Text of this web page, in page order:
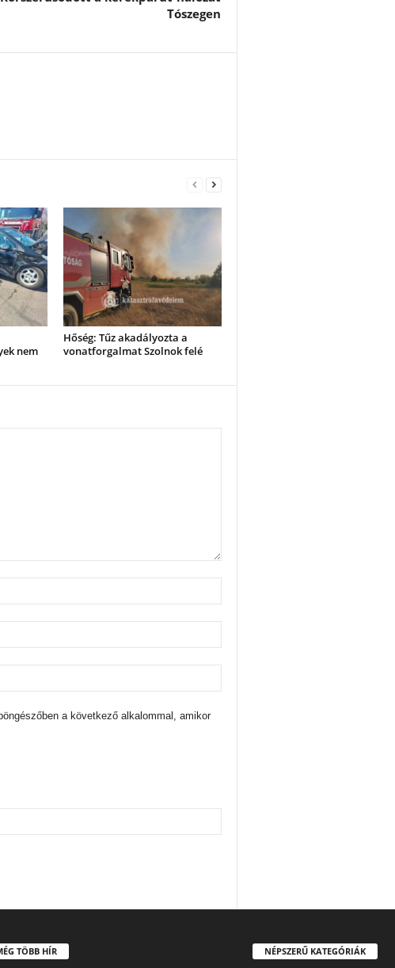
Tószegen
nem
Hőség: Tűz akadályozta a
vonatforgalmat Szolnok felé
a következő alkalommal, amikor
TÖBB HÍR NÉPSZERŰ KATEGÓRIÁK